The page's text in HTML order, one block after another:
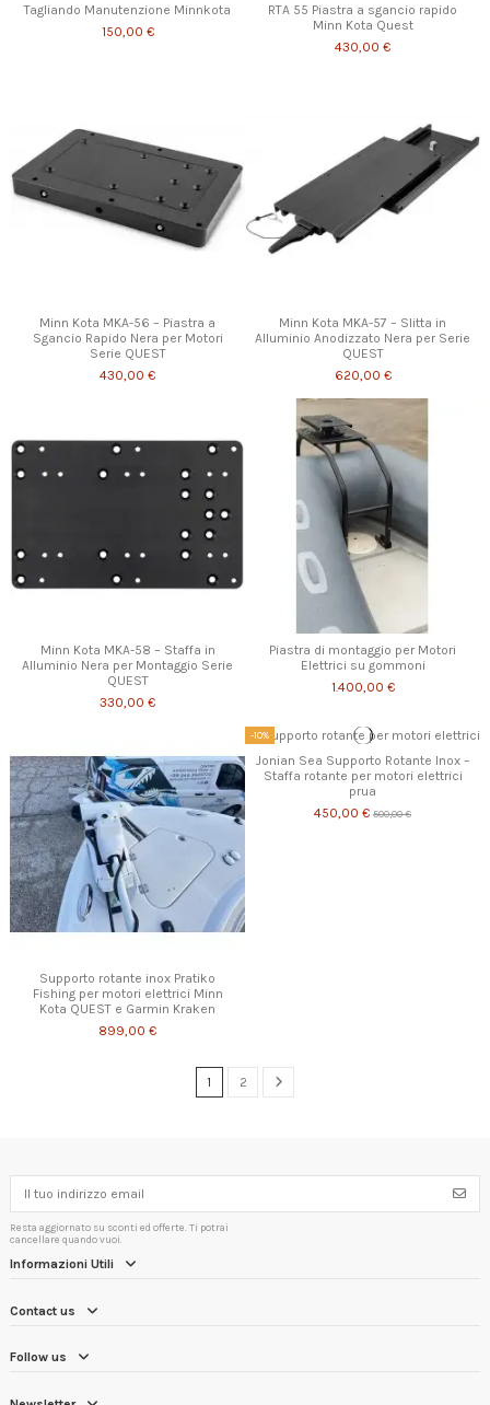
Tagliando Manutenzione Minnkota
150,00 €
RTA 55 Piastra a sgancio rapido
Minn Kota Quest
430,00 €
Minn Kota MKA-56 – Piastra a
Sgancio Rapido Nera per Motori
Serie QUEST
430,00 €
Minn Kota MKA-57 – Slitta in
Alluminio Anodizzato Nera per Serie
QUEST
620,00 €
Minn Kota MKA-58 – Staffa in
Alluminio Nera per Montaggio Serie
QUEST
330,00 €
Piastra di montaggio per Motori
Elettrici su gommoni
1.400,00 €
Supporto rotante inox Pratiko
Fishing per motori elettrici Minn
Kota QUEST e Garmin Kraken
899,00 €
-10%
Jonian Sea Supporto Rotante Inox –
Staffa rotante per motori elettrici
prua
450,00 € 500,00 €
1 2
Resta aggiornato su sconti ed offerte. Ti potrai
cancellare quando vuoi.
Informazioni Utili
Contact us
Follow us